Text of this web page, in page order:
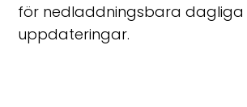
för nedladdningsbara dagliga
uppdateringar.